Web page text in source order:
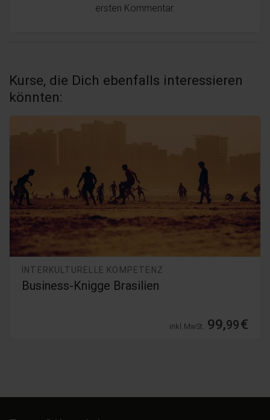
ersten Kommentar.
Kurse, die Dich ebenfalls interessieren
könnten:
INTERKULTURELLE KOMPETENZ
Business-Knigge Brasilien
inkl. MwSt. 99,99€